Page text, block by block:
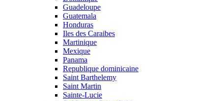
Guadeloupe
Guatemala
Honduras
Iles des Caraibes
Martinique
Mexique
Panama
Republique dominicaine
Saint Barthelemy
Saint Martin
Sainte-Lucie